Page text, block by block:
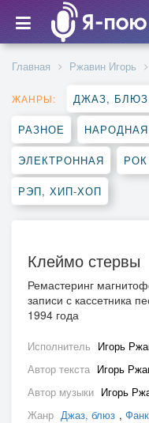
Главная Ржавин Игорь
ЖАНРЫ: ДЖАЗ, БЛЮЗ
РАЗНОЕ НАРОДНАЯ
ЭЛЕКТРОННАЯ РОК
РЭП, ХИП-ХОП
Клеймо стервы
Ремастеринг
записи с кассетника
1994 года
Исполнитель Игорь
Автор текста Игорь
Автор музыки Игорь
Жанр Джаз, блюз , Фанк